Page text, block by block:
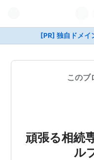
[PR] 独自ドメイ
このブ
頑張る相続
ル